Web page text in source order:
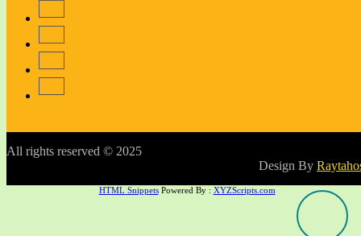
All rights reserved © 2025
Design By
HTML SnippetsPowered By : XYZScripts.com